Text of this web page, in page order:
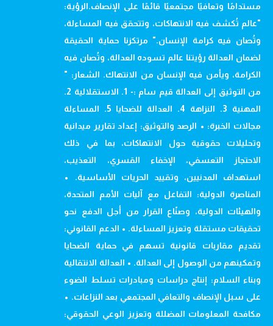
مستدامًا وتعافيًا مجتمعيًا قائمًا على الإنصاف.الرؤية:
"عالم تُكشف فيه الانتهاكات، وتتحقق فيه المساءلة،
وتُصان فيه كرامة الإنسان." مرتكزنا حماية الحقيقة
لضمان العدالة رؤيتنا عالم تسوده العدالة، وتُصان فيه
الكرامة، ويأمن فيه الإنسان من الانتهاك. الشعار: "
من التوثيق إلى العدالة قيم سام :- 1. الاستقلالية 2.
المهنية 3. النزاهة 4. العدالة للضحايا 5. المساءلة
مجالات الخبرة: • الرصد والتوثيق: إعداد تقارير ميدانية
وتحليلات حقوقية حول الانتهاكات، بما في ذلك
الاحتجاز التعسفي، الإخفاء القسري، التعذيب،
استهداف المدنيين، وتقييد الحريات الأساسية. •
المناصرة الدولية: التفاعل مع آليات الأمم المتحدة،
والهيئات الدولية، وصنّاع القرار من أجل الدفع نحو
تحقيقات مستقلة وتعزيز المساءلة. • الدعم القانوني:
تقديم مقاربات قانونية تسهم في حماية الضحايا
وتمكينهم من الوصول إلى العدالة. • العدالة الانتقالية
وبناء السلام: إنتاج دراسات ومبادرات تسلط الضوء
على سبل الإنصاف والتعافي المجتمعي بعد النزاعات. •
مكافحة المعلومات المضللة وتعزيز الوعي الحقوقي: